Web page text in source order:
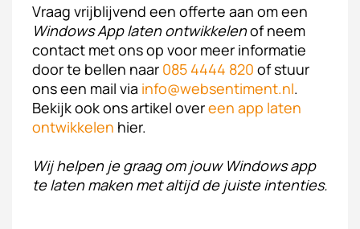
Vraag vrijblijvend een offerte aan om een
Windows App laten ontwikkelenof neem
contact met ons op voor meer informatie
door te bellen naar 085 4444 820 of stuur
ons een mail via info@websentiment.nl.
Bekijk ook ons artikel overeen app laten
ontwikkelen hier.
Wij helpen je graag om jouw Windows app
te laten maken met altijd de juiste intenties.